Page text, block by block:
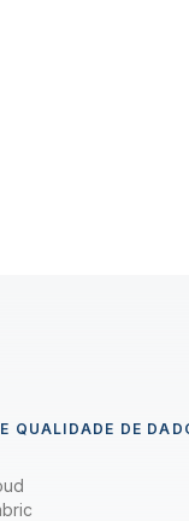
QUALIDADE DE